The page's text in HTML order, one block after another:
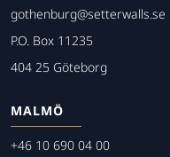
gothenburg@setterwalls.se
P.O. Box 11235
404 25 Göteborg
MALMÖ
+46 10 690 04 00